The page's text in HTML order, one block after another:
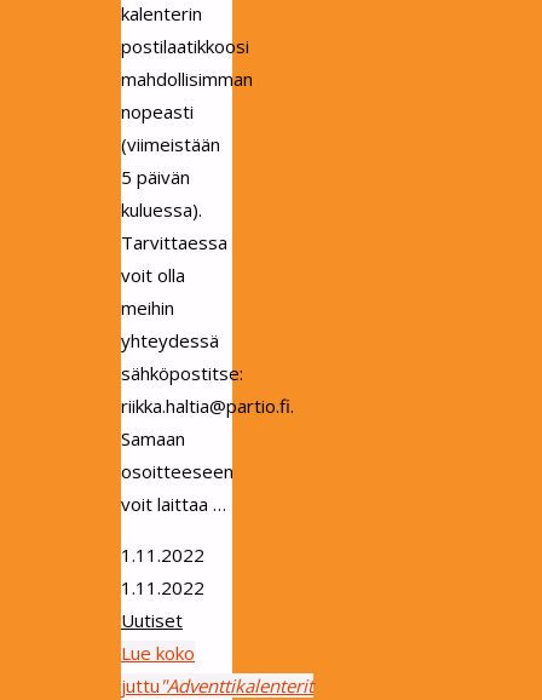
kalenterin
postilaatikkoosi
mahdollisimman
nopeasti
(viimeistään
5 päivän
kuluessa).
Tarvittaessa
voit olla
meihin
yhteydessä
sähköpostitse:
riikka.haltia@partio.fi.
Samaan
osoitteeseen
voit laittaa …
1.11.2022
1.11.2022
Uutiset
Lue koko
juttu "Adventtikalenterit